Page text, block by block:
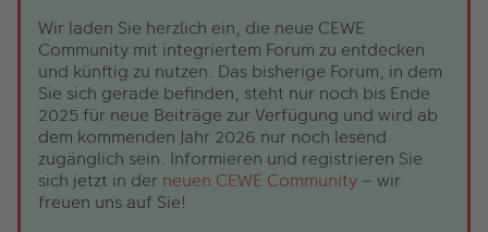
Wir laden Sie herzlich ein, die neue CEWE
Community mit integriertem Forum zu entdecken
und künftig zu nutzen. Das bisherige Forum, in dem
Sie sich gerade befinden, steht nur noch bis Ende
2025 für neue Beiträge zur Verfügung und wird ab
dem kommenden Jahr 2026 nur noch lesend
zugänglich sein. Informieren und registrieren Sie
sich jetzt in der neuen CEWE Community – wir
freuen uns auf Sie!